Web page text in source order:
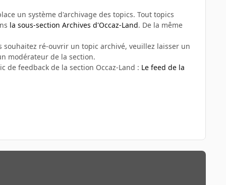
un système d'archivage des topics. Tout topics
la sous-section Archives d'Occaz-Land. De la même
ré-ouvrir un topic archivé, veuillez laisser un
modérateur de la section.
de feedback de la section Occaz-Land : Le feed de la